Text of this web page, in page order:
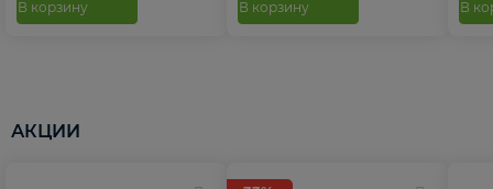
В корзину В корзину В
АКЦИИ